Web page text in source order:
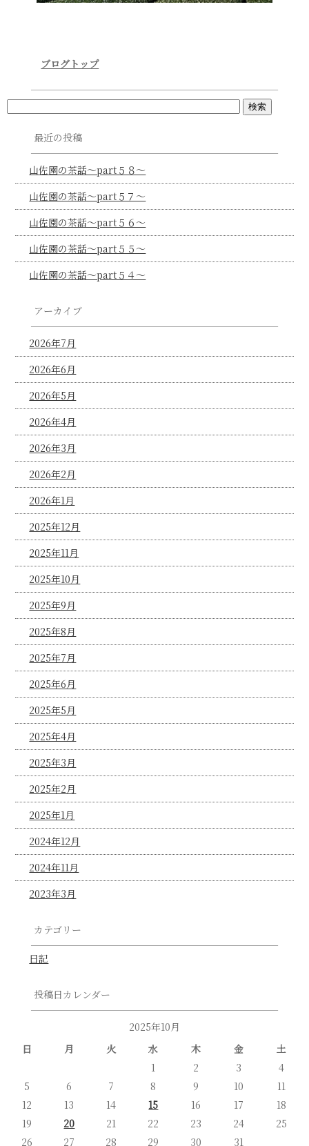
ブログトップ
最近の投稿
山佐園の茶話～part５８～
山佐園の茶話～part５７～
山佐園の茶話～part５６～
山佐園の茶話～part５５～
山佐園の茶話～part５４～
アーカイブ
2026年7月
2026年6月
2026年5月
2026年4月
2026年3月
2026年2月
2026年1月
2025年12月
2025年11月
2025年10月
2025年9月
2025年8月
2025年7月
2025年6月
2025年5月
2025年4月
2025年3月
2025年2月
2025年1月
2024年12月
2024年11月
2023年3月
カテゴリー
日記
投稿日カレンダー
2025年10月
日
月 火 水 木 金
土
1
2 3
4
5
6 7 8 9 10
11
12
13 14 15 16 17
18
19
20 21 22 23 24
25
26
27 28 29 30 31